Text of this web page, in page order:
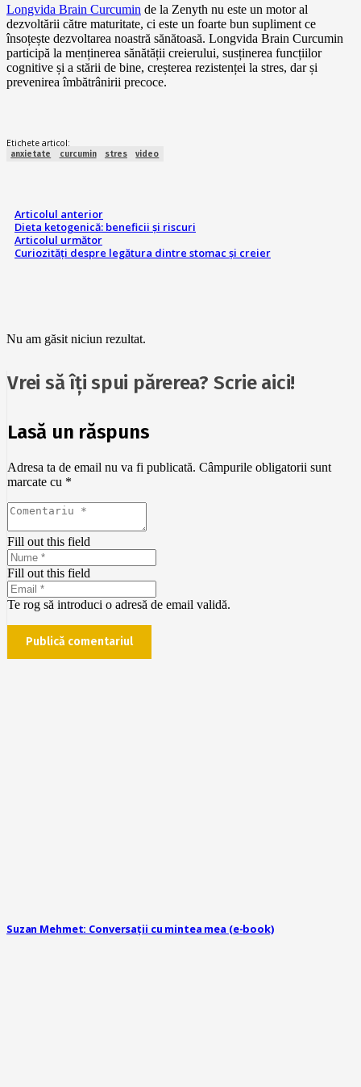
Longvida Brain Curcumin de la Zenyth nu este un motor al
dezvoltării către maturitate, ci este un foarte bun supliment ce
însoțește dezvoltarea noastră sănătoasă. Longvida Brain Curcumin
participă la menținerea sănătății creierului, susținerea funcțiilor
cognitive și a stării de bine, creșterea rezistenței la stres, dar și
prevenirea îmbătrânirii precoce.
Etichete articol:
anxietate curcumin stres video
Articolul anterior
Dieta ketogenică: beneficii și riscuri
Articolul următor
Curiozități despre legătura dintre stomac și creier
Nu am găsit niciun rezultat.
Vrei să îți spui părerea? Scrie aici!
Lasă un răspuns
Adresa ta de email nu va fi publicată. Câmpurile obligatorii sunt
marcate cu *
Fill out this field
Fill out this field
Te rog să introduci o adresă de email validă.
Publică comentariul
Suzan Mehmet: Conversații cu mintea mea (e-book)